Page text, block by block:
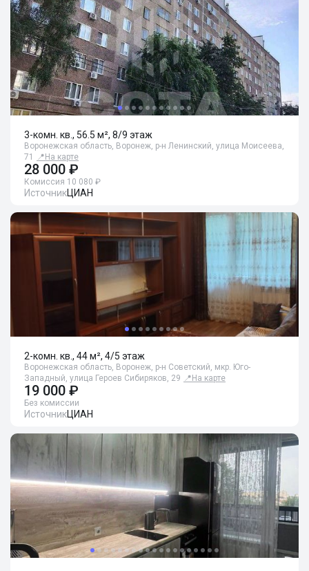
3-комн. кв., 56.5 м², 8/9 этаж
Воронежская область, Воронеж, р-н Ленинский, улица Моисеева,
71
📍 На карте
28 000 ₽
Комиссия 10 080 ₽
ИсточникЦИАН
2-комн. кв., 44 м², 4/5 этаж
Воронежская область, Воронеж, р-н Советский, мкр. Юго-
Западный, улица Героев Сибиряков, 29 📍 На карте
19 000 ₽
Без комиссии
ИсточникЦИАН